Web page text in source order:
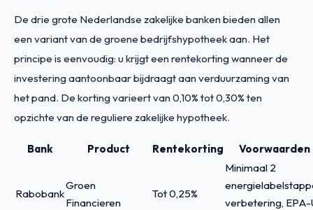
De drie grote Nederlandse zakelijke banken bieden allen
een variant van de groene bedrijfshypotheek aan. Het
principe is eenvoudig: u krijgt een rentekorting wanneer de
investering aantoonbaar bijdraagt aan verduurzaming van
het pand. De korting varieert van 0,10% tot 0,30% ten
opzichte van de reguliere zakelijke hypotheek.
Bank Product Rentekorting Voorwaarden
Rabobank
Groen
Financieren
Tot 0,25%
Minimaal 2
verbetering, EPA-